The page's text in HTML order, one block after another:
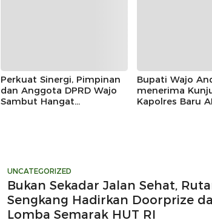
Perkuat Sinergi, Pimpinan
dan Anggota DPRD Wajo
Sambut Hangat
Bupati Wajo
menerima
Kapolres Baru
UNCATEGORIZED
Bukan Sekadar Jalan Sehat,
Sengkang Hadirkan Doorprize
Lomba Semarak HUT RI